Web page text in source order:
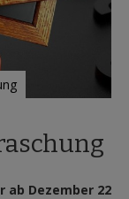
Dezember 22